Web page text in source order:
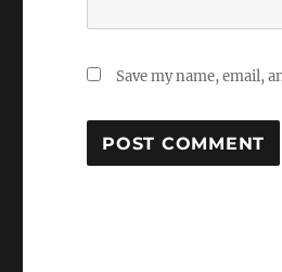
Save my name, email,